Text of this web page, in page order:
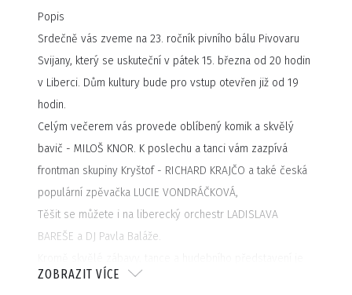
Popis
Srdečně vás zveme na 23. ročník pivního bálu Pivovaru
Svijany, který se uskuteční v pátek 15. března od 20 hodin
v Liberci. Dům kultury bude pro vstup otevřen již od 19
hodin.
Celým večerem vás provede oblíbený komik a skvělý
bavič - MILOŠ KNOR. K poslechu a tanci vám zazpívá
frontman skupiny Kryštof - RICHARD KRAJČO a také česká
populární zpěvačka LUCIE VONDRÁČKOVÁ,
Těšit se můžete i na liberecký orchestr LADISLAVA
BAREŠE a DJ Pavla Baláže.
pro vás připraveno vychlazené svijanské pivo. Na čepu
ZOBRAZIT VÍCE